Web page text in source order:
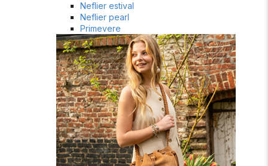
Neflier estival
Neflier pearl
Primevere